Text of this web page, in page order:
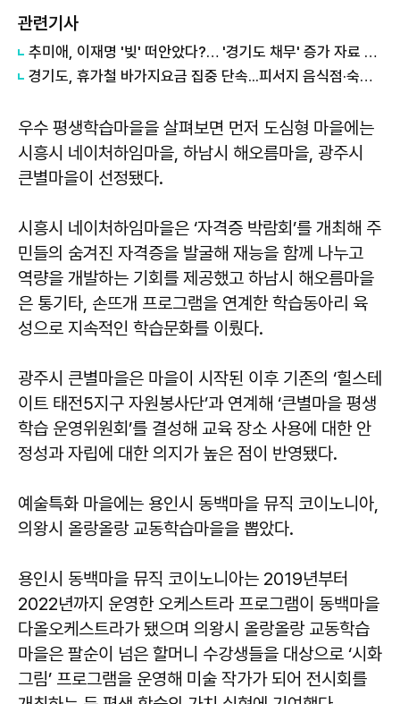
관련기사
추미애, 이재명 '빚' 떠안았다?… '경기도 채무' 증가 자료 실시간 확산
경기도, 휴가철 바가지요금 집중 단속...피서지 음식점·숙박업소 현장점검
우수 평생학습마을을 살펴보면 먼저 도심형 마을에는
시흥시 네이처하임마을, 하남시 해오름마을, 광주시
큰별마을이 선정됐다.
시흥시 네이처하임마을은 ‘자격증 박람회’를 개최해 주
민들의 숨겨진 자격증을 발굴해 재능을 함께 나누고
역량을 개발하는 기회를 제공했고 하남시 해오름마을
은 통기타, 손뜨개 프로그램을 연계한 학습동아리 육
성으로 지속적인 학습문화를 이뤘다.
광주시 큰별마을은 마을이 시작된 이후 기존의 ‘힐스테
이트 태전5지구 자원봉사단’과 연계해 ‘큰별마을 평생
학습 운영위원회’를 결성해 교육 장소 사용에 대한 안
정성과 자립에 대한 의지가 높은 점이 반영됐다.
예술특화 마을에는 용인시 동백마을 뮤직 코이노니아,
의왕시 올랑올랑 교동학습마을을 뽑았다.
용인시 동백마을 뮤직 코이노니아는 2019년부터
2022년까지 운영한 오케스트라 프로그램이 동백마을
다올오케스트라가 됐으며 의왕시 올랑올랑 교동학습
마을은 팔순이 넘은 할머니 수강생들을 대상으로 ‘시화
그림’ 프로그램을 운영해 미술 작가가 되어 전시회를